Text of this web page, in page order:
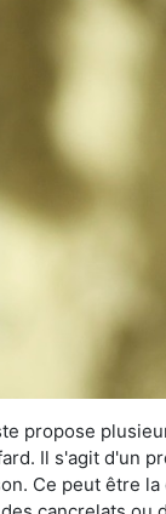
propose
Il s'agit d'un
Ce peut être